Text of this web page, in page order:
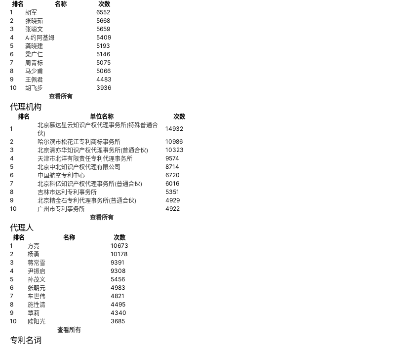
排名 名称
次数
1
胡军
6552
2
张晓茹
5668
3
张聪文
5659
4
A·约阿基姆
5409
5
龚晓建
5193
6
梁广仁
5146
7
周青标
5075
8
马少甫
5066
9
王佩君
4483
10
胡飞步
3936
查看所有
代理机构
排名 单位名称
次数
1
北京慕达星云知识产权代理事务所(特殊普通合
伙)
14932
2
哈尔滨市松花江专利商标事务所
10986
3
北京清亦华知识产权代理事务所(普通合伙)
10323
4
天津市北洋有限责任专利代理事务所
9574
5
北京中北知识产权代理有限公司
8714
6
中国航空专利中心
6720
7
北京科亿知识产权代理事务所(普通合伙)
6016
8
吉林市达利专利事务所
5351
9
北京精金石专利代理事务所(普通合伙)
4929
10
广州市专利事务所
4922
查看所有
代理人
排名 名称
次数
1
方亮
10673
2
杨勇
10178
3
蒋常雪
9391
4
尹振启
9308
5
孙茂义
5456
6
张朝元
4983
7
车世伟
4821
8
施性清
4495
9
覃莉
4340
10
欧阳光
3685
查看所有
专利名词